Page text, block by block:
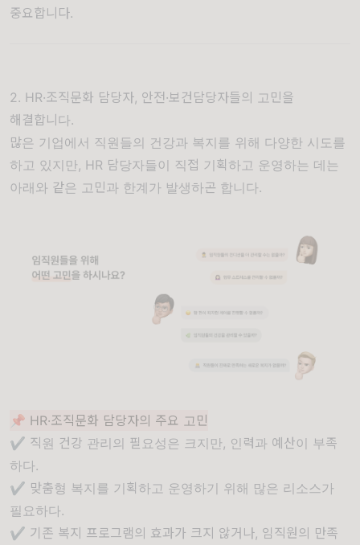
중요합니다.
2. HR·조직문화 담당자, 안전·보건담당자들의 고민을
해결합니다.
많은 기업에서 직원들의 건강과 복지를 위해 다양한 시도를
하고 있지만, HR 담당자들이 직접 기획하고 운영하는 데는
아래와 같은 고민과 한계가 발생하곤 합니다.
📌 HR·조직문화 담당자의 주요 고민
✔ 직원 건강 관리의 필요성은 크지만, 인력과 예산이 부족
하다.
✔ 맞춤형 복지를 기획하고 운영하기 위해 많은 리소스가
필요하다.
✔ 기존 복지 프로그램의 효과가 크지 않거나, 임직원의 만족